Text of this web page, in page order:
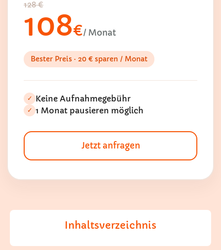
128 €
108€/ Monat
Bester Preis · 20 € sparen / Monat
✓ Keine Aufnahmegebühr
✓ 1 Monat pausieren möglich
Jetzt anfragen
Inhaltsverzeichnis